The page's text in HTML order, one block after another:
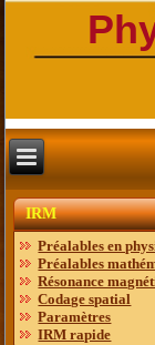
IRM
Préalables en
Préalables
Résonance
Codage spatial
Paramètres
IRM rapide